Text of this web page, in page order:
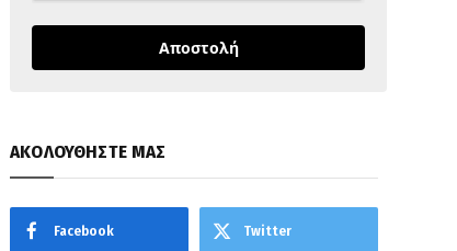
Αποστολή
ΑΚΟΛΟΥΘΗΣΤΕ ΜΑΣ
Facebook Twitter